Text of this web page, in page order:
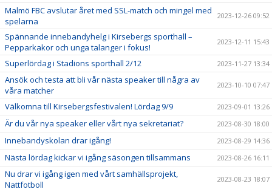
Malmö FBC avslutar året med SSL-match och mingel med
spelarna
2023-12-26 09:52
Spännande innebandyhelg i Kirsebergs sporthall –
Pepparkakor och unga talanger i fokus!
2023-12-11 15:43
Superlördag i Stadions sporthall 2/12 2023-11-27 13:34
Ansök och testa att bli vår nästa speaker till några av
våra matcher
2023-10-10 07:47
Välkomna till Kirsebergsfestivalen! Lördag 9/9 2023-09-01 13:26
Är du vår nya speaker eller vårt nya sekretariat? 2023-08-30 18:00
Innebandyskolan drar igång! 2023-08-29 14:36
Nästa lördag kickar vi igång säsongen tillsammans 2023-08-26 16:11
Nu drar vi igång igen med vårt samhällsprojekt,
Nattfotboll
2023-08-23 18:07